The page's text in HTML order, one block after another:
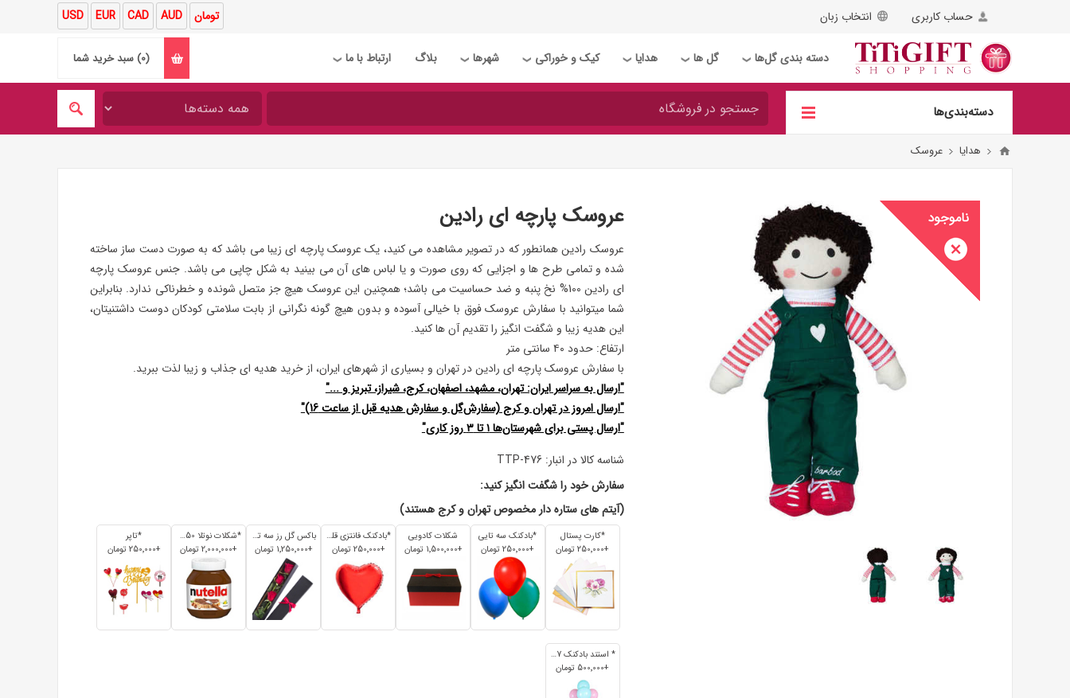
حساب کاربری انتخاب زبان USD EUR CAD AUD تومان
دسته بندی گل‌ها ❯ گل ها ❯ هدایا ❯ کیک و خوراکی ❯ شهرها ❯ بلاگ ارتباط با ما ❯
(0) سبد خرید شما
دسته‌بندی‌ها
هدایا عروسک
عروسک پارچه ای رادین
عروسک رادین همانطور که در تصویر مشاهده می کنید، یک عروسک پارچه ای زیبا می باشد که به صورت دست ساز ساخته
شده و تمامی طرح ها و اجزایی که روی صورت و یا لباس های آن می بینید به شکل چاپی می باشد. جنس عروسک پارچه
ای رادین 100% نخ پنبه و ضد حساسیت می باشد؛ همچنین این عروسک هیچ جز متصل شونده و خطرناکی ندارد. بنابراین
شما میتوانید با سفارش عروسک فوق با خیالی آسوده و بدون هیچ گونه نگرانی از بابت سلامتی کودکان دوست داشتنیتان،
این هدیه زیبا و شگفت انگیز را تقدیم آن ها کنید.
ارتفاع: حدود ۴۰ سانتی متر
با سفارش عروسک پارچه ای رادین در تهران و بسیاری از شهرهای ایران، از خرید هدیه ای جذاب و زیبا لذت ببرید.
"ارسال به سراسر ایران: تهران، مشهد، اصفهان، کرج، شیراز، تبریز و ..."
"ارسال امروز در تهران و کرج (سفارش‌گل و سفارش هدیه قبل از ساعت 16)"
"ارسال پستی برای شهرستان‌ها ۱ تا ۳ روز کاری"
شناسه کالا در انبار: TTP-476
سفارش خود را شگفت انگیز کنید:
(آیتم های ستاره دار مخصوص تهران و کرج هستند)
*کارت پستال
+250٬000 تومان
*بادکنک سه تایی
+250٬000 تومان
شکلات کادویی
+1٬500٬000 تومان
*بادکنک فانتزی قلبی
+250٬000 تومان
باکس گل رز سه تایی
+1٬250٬000 تومان
*شکلات نوتلا 350 گرم
+2٬000٬000 تومان
*تاپر
+250٬000 تومان
* استند بادکنک 7 تایی
+500٬000 تومان